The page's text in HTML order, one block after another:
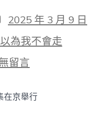
2025 年 3 月 9 日
為我不會走
留言
在京舉行